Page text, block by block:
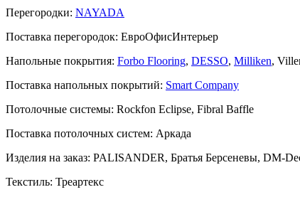
Перегородки: NAYADA
Поставка перегородок: ЕвроОфисИнтерьер
Напольные покрытия: Forbo Flooring, DESSO, Milliken,
Поставка напольных покрытий: Smart Company
Потолочные системы: Rockfon Eclipse, Fibral Baffle
Поставка потолочных систем: Аркада
Изделия на заказ: PALISANDER, Братья Берсеневы, DM-
Текстиль: Треартекс